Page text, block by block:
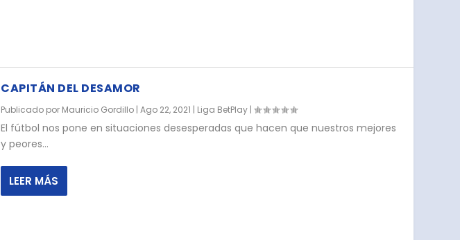
CAPITÁN DEL DESAMOR
Publicado por Mauricio Gordillo | Ago 22, 2021 | Liga BetPlay |
El fútbol nos pone en situaciones desesperadas que hacen que nuestros mejores
y peores...
LEER MÁS